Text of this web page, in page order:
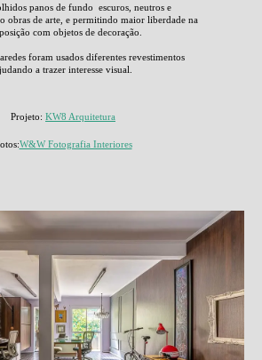
panos de fundo escuros, neutros e
obras de arte, e permitindo maior liberdade na
com objetos de decoração.
foram usados diferentes revestimentos
a trazer interesse visual.
Projeto: KW8 Arquitetura
W&W Fotografia Interiores